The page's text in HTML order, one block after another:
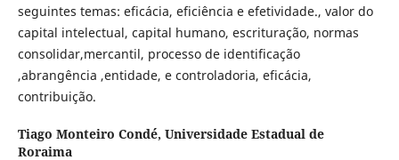
seguintes temas: eficácia, eficiência e efetividade., valor do
capital intelectual, capital humano, escrituração, normas
consolidar,mercantil, processo de identificação
,abrangência ,entidade, e controladoria, eficácia,
contribuição.
Tiago Monteiro Condé, Universidade Estadual de
Roraima